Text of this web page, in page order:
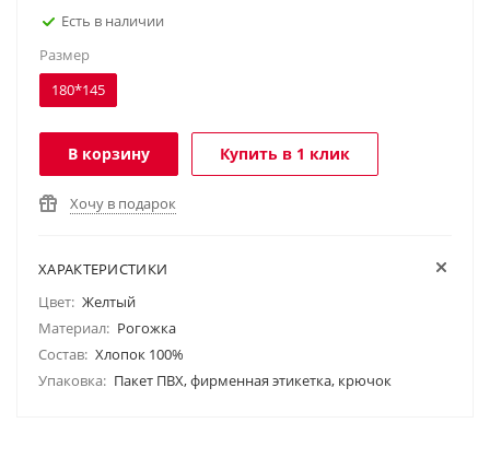
Есть в наличии
Размер
180*145
В корзину Купить в 1 клик
Хочу в подарок
ХАРАКТЕРИСТИКИ
Цвет: Желтый
Материал: Рогожка
Состав: Хлопок 100%
Упаковка: Пакет ПВХ, фирменная этикетка, крючок